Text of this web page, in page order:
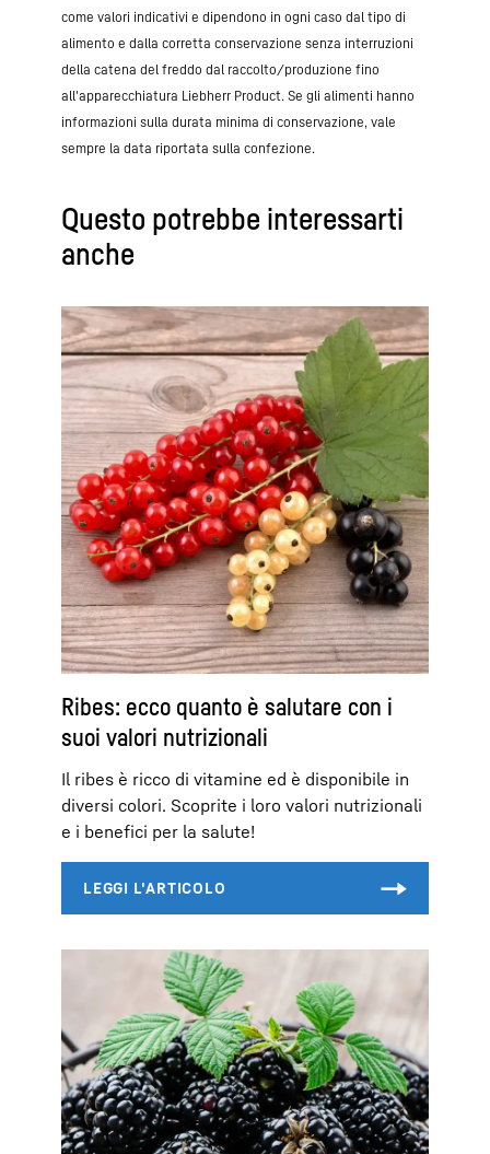
come valori indicativi e dipendono in ogni caso dal tipo di
alimento e dalla corretta conservazione senza interruzioni
della catena del freddo dal raccolto/produzione fino
all'apparecchiatura Liebherr Product. Se gli alimenti hanno
informazioni sulla durata minima di conservazione, vale
sempre la data riportata sulla confezione.
Questo potrebbe interessarti
anche
Ribes: ecco quanto è salutare con i
suoi valori nutrizionali
Il ribes è ricco di vitamine ed è disponibile in
diversi colori. Scoprite i loro valori nutrizionali
e i benefici per la salute!